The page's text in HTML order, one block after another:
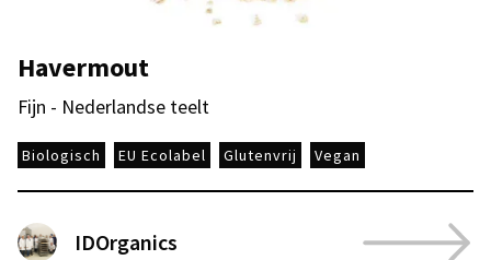
Havermout
Fijn - Nederlandse teelt
Biologisch EU Ecolabel Glutenvrij Vegan
IDOrganics